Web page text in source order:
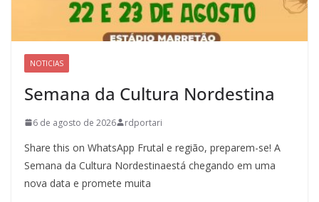
NOTICIAS
Semana da Cultura Nordestina
6 de agosto de 2026 rdportari
Share this on WhatsApp Frutal e região, preparem-se! A
Semana da Cultura Nordestinaestá chegando em uma
nova data e promete muita